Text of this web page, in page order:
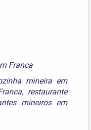
Franca
mineira em
, restaurante
mineiros em